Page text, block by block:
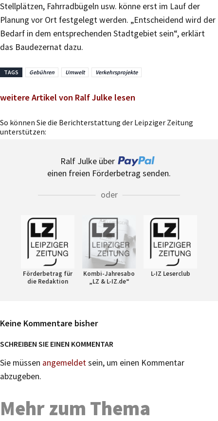
Stellplätzen, Fahrradbügeln usw. könne erst im Lauf der
Planung vor Ort festgelegt werden. „Entscheidend wird der
Bedarf in dem entsprechenden Stadtgebiet sein“, erklärt
das Baudezernat dazu.
TAGS Gebühren Umwelt Verkehrsprojekte
weitere Artikel von Ralf Julke lesen
So können Sie die Berichterstattung der Leipziger Zeitung
unterstützen:
Ralf Julke über
einen freien Förderbetrag senden.
oder
Förderbetrag für
die Redaktion
Kombi-Jahresabo
„LZ & L-IZ.de“
L-IZ Leserclub
Keine Kommentare bisher
SCHREIBEN SIE EINEN KOMMENTAR
Sie müssen angemeldetsein, um einen Kommentar
abzugeben.
Mehr zum Thema